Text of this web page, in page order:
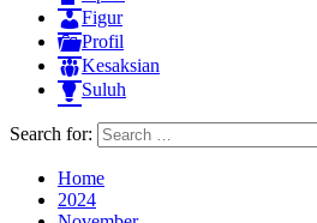
Figur
Profil
Kesaksian
Suluh
Search for:
Home
2024